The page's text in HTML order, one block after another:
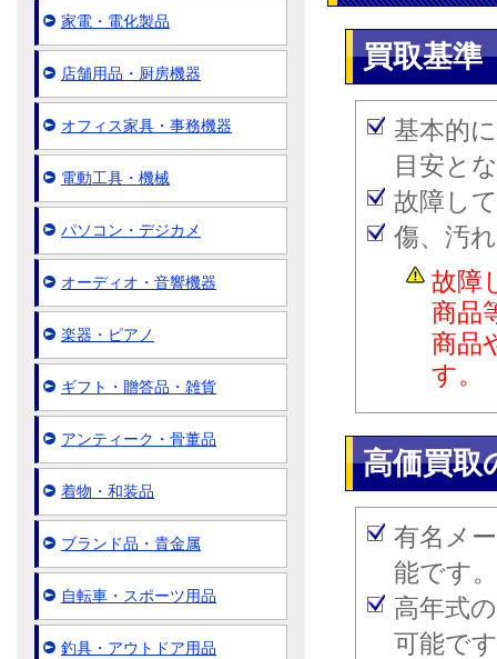
買取基準
基本的
目安と
故障し
傷、汚
故障
商品
商品
す。
高価買取
有名メ
能です。
高年式
可能で
家電・電化製品
店舗用品・厨房機器
オフィス家具・事務機器
電動工具・機械
パソコン・デジカメ
オーディオ・音響機器
楽器・ピアノ
ギフト・贈答品・雑貨
アンティーク・骨董品
着物・和装品
ブランド品・貴金属
自転車・スポーツ用品
釣具・アウトドア用品